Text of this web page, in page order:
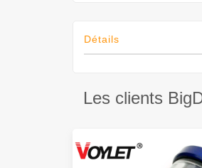
Détails
Les clients